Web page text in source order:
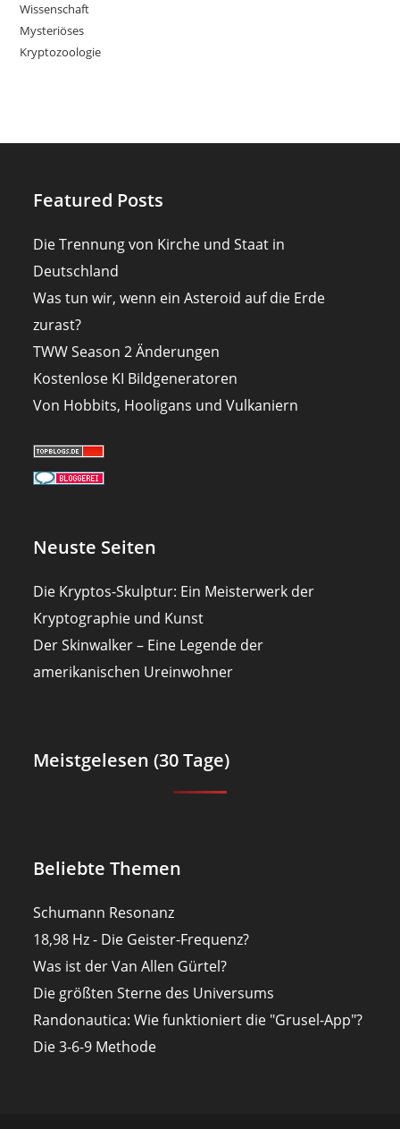
Wissenschaft
Mysteriöses
Kryptozoologie
Featured Posts
Die Trennung von Kirche und Staat in
Deutschland
Was tun wir, wenn ein Asteroid auf die Erde
zurast?
TWW Season 2 Änderungen
Kostenlose KI Bildgeneratoren
Von Hobbits, Hooligans und Vulkaniern
Neuste Seiten
Die Kryptos-Skulptur: Ein Meisterwerk der
Kryptographie und Kunst
Der Skinwalker – Eine Legende der
amerikanischen Ureinwohner
Meistgelesen (30 Tage)
Beliebte Themen
Schumann Resonanz
18,98 Hz - Die Geister-Frequenz?
Was ist der Van Allen Gürtel?
Die größten Sterne des Universums
Randonautica: Wie funktioniert die "Grusel-App"?
Die 3-6-9 Methode